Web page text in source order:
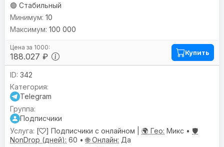
🟢 Стабильный
188.027 ₽
10
100 000
Купить
342
Telegram
Подписчики
[
] Подписчики с онлайном | 🌍 Гео: Микс • 🛡️
NonDrop (дней): 60 •🌐 Онлайн: Да